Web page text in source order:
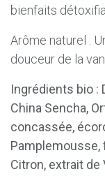
bienfaits
Arôme naturel :
douceur de la
Ingrédients bio :
China Sencha,
concassée,
Pamplemousse,
Citron, extrait de